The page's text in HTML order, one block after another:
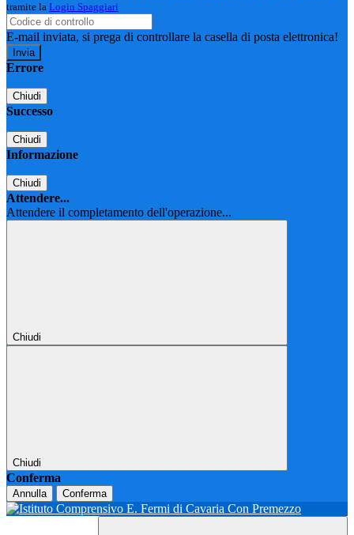
tramite la Login Spaggiari
E-mail inviata, si prega di controllare la casella di posta elettronica!
Errore
Chiudi
Successo
Chiudi
Informazione
Chiudi
Attendere...
Attendere il completamento dell'operazione...
Chiudi
Chiudi
Conferma
Annulla Conferma